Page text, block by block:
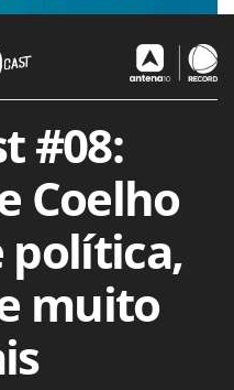
#08:
Coelho
política,
muito